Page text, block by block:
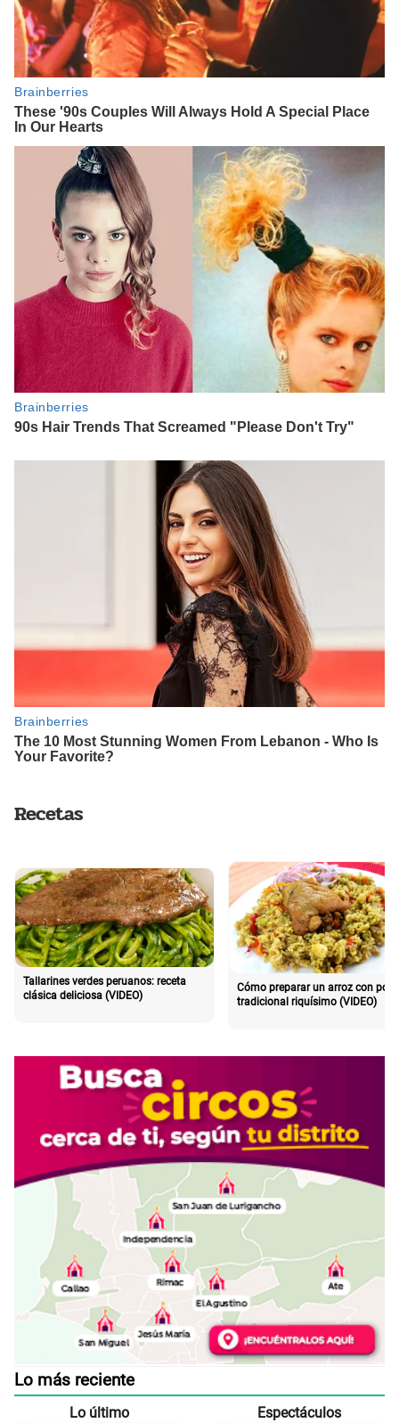
Recetas
Tallarines verdes peruanos: receta
clásica deliciosa (VIDEO)
Cómo preparar un arroz con pollo
tradicional riquísimo (VIDEO)
Lo más reciente
Lo último Espectáculos